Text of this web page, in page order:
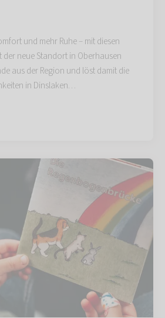
und mehr Ruhe – mit diesen
neue Standort in Oberhausen
aus der Region und löst damit die
in Dinslaken…